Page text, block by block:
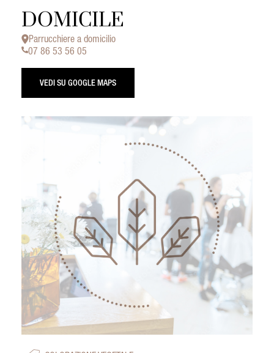
DOMICILE
Parrucchiere a domicilio
07 86 53 56 05
VEDI SU GOOGLE MAPS